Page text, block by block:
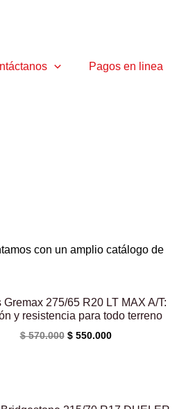
Pagos en linea
con un amplio catálogo de
Gremax 275/65 R20 LT MAX A/T:
y resistencia para todo terreno
$570.000
precio
original
era:
$ 570.000.
$550.000
precio
actual
es:
$ 550.000.